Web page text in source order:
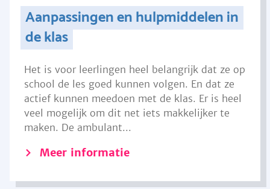
Aanpassingen en hulpmiddelen in
de klas
Het is voor leerlingen heel belangrijk dat ze op
school de les goed kunnen volgen. En dat ze
actief kunnen meedoen met de klas. Er is heel
veel mogelijk om dit net iets makkelijker te
maken. De ambulant...
Meer informatie